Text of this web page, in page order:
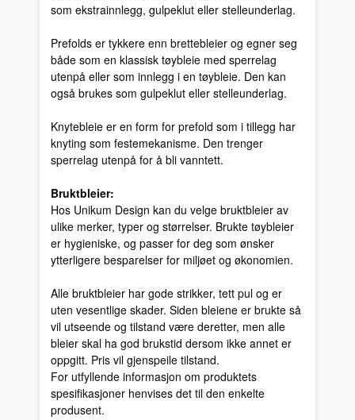
som ekstrainnlegg, gulpeklut eller stelleunderlag.
Prefolds er tykkere enn brettebleier og egner seg
både som en klassisk tøybleie med sperrelag
utenpå eller som innlegg i en tøybleie. Den kan
også brukes som gulpeklut eller stelleunderlag.
Knytebleie er en form for prefold som i tillegg har
knyting som festemekanisme. Den trenger
sperrelag utenpå for å bli vanntett.
Bruktbleier:
Hos Unikum Design kan du velge bruktbleier av
ulike merker, typer og størrelser. Brukte tøybleier
er hygieniske, og passer for deg som ønsker
ytterligere besparelser for miljøet og økonomien.
Alle bruktbleier har gode strikker, tett pul og er
uten vesentlige skader. Siden bleiene er brukte så
vil utseende og tilstand være deretter, men alle
bleier skal ha god brukstid dersom ikke annet er
oppgitt. Pris vil gjenspeile tilstand.
For utfyllende informasjon om produktets
spesifikasjoner henvises det til den enkelte
produsent.